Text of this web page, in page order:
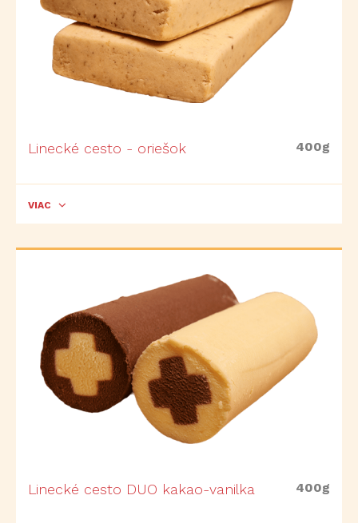
Linecké cesto - oriešok 400g
VIAC
Linecké cesto DUO kakao-vanilka 400g